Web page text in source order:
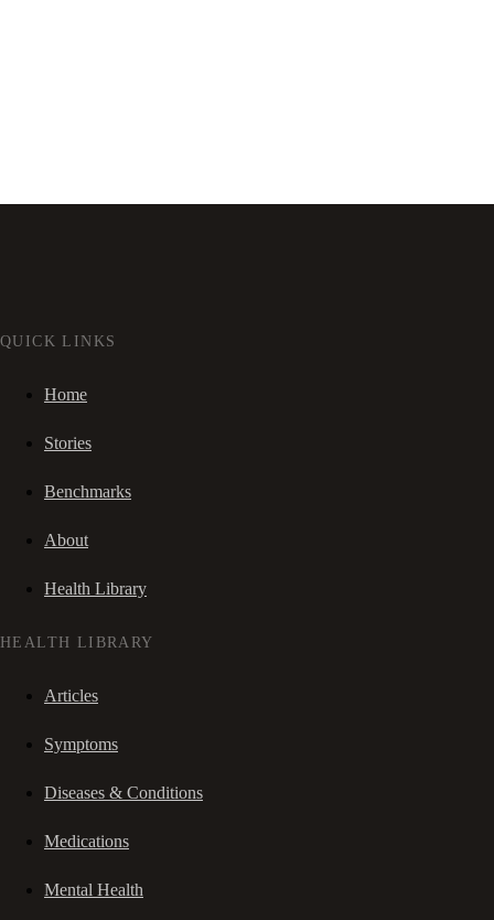
QUICK LINKS
Home
Stories
Benchmarks
About
Health Library
HEALTH LIBRARY
Articles
Symptoms
Diseases & Conditions
Medications
Mental Health